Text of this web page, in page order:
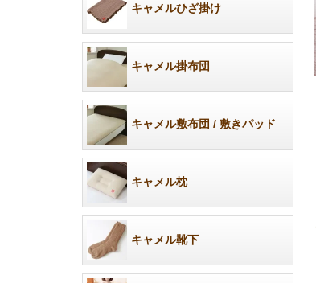
キャメルひざ掛け
キャメル掛布団
キャメル敷布団 / 敷きパッド
キャメル枕
キャメル靴下